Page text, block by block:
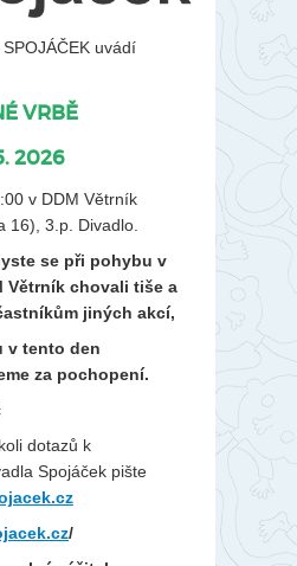
uvádí
VRBĚ
2026
v DDM Větrník
16), 3.p. Divadlo.
se při pohybu v
Větrník chovali tiše a
jiných akcí,
v tento den
za pochopení.
dotazů k
Spojáček pište
/